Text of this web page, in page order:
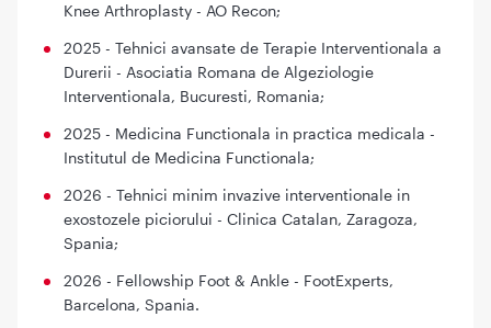
Knee Arthroplasty - AO Recon;
2025 - Tehnici avansate de Terapie Interventionala a
Durerii - Asociatia Romana de Algeziologie
Interventionala, Bucuresti, Romania;
2025 - Medicina Functionala in practica medicala -
Institutul de Medicina Functionala;
2026 - Tehnici minim invazive interventionale in
exostozele piciorului - Clinica Catalan, Zaragoza,
Spania;
2026 - Fellowship Foot & Ankle - FootExperts,
Barcelona, Spania.